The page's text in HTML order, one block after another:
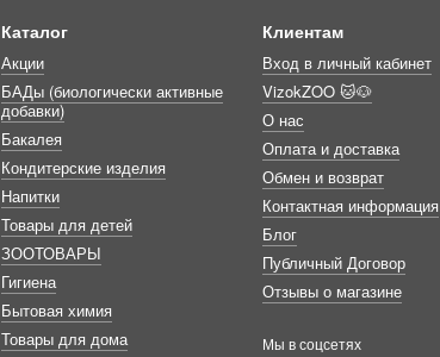
Каталог
Акции
БАДы (биологически активные
добавки)
Бакалея
Кондитерские изделия
Напитки
Товары для детей
ЗООТОВАРЫ
Гигиена
Бытовая химия
Товары для дома
Клиентам
Вход в личный кабинет
VizokZOO 🐱🐶
О нас
Оплата и доставка
Обмен и возврат
Контактная информация
Блог
Публичный Договор
Отзывы о магазине
Мы в соцсетях